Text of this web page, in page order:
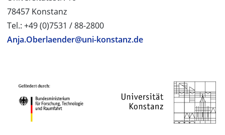
78457 Konstanz
Tel.: +49 (0)7531 / 88-2800
Anja.Oberlaender@uni-konstanz.de